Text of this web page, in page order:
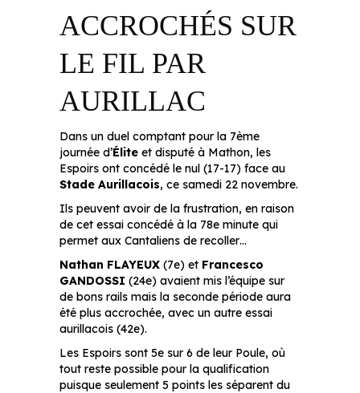
ACCROCHÉS SUR
LE FIL PAR
AURILLAC
Dans un duel comptant pour la 7ème
journée d’Élite et disputé à Mathon, les
Espoirs ont concédé le nul (17-17) face au
Stade Aurillacois, ce samedi 22 novembre.
Ils peuvent avoir de la frustration, en raison
de cet essai concédé à la 78e minute qui
permet aux Cantaliens de recoller…
Nathan FLAYEUX (7e) et Francesco
GANDOSSI (24e) avaient mis l’équipe sur
de bons rails mais la seconde période aura
été plus accrochée, avec un autre essai
aurillacois (42e).
Les Espoirs sont 5e sur 6 de leur Poule, où
tout reste possible pour la qualification
puisque seulement 5 points les séparent du